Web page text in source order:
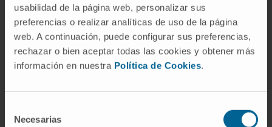
usabilidad de la página web, personalizar sus
preferencias o realizar analíticas de uso de la página
web. A continuación, puede configurar sus preferencias,
rechazar o bien aceptar todas las cookies y obtener más
información en nuestra Política de Cookies.
Necesarias
la grossesse qu’au moment de l’accouchement.